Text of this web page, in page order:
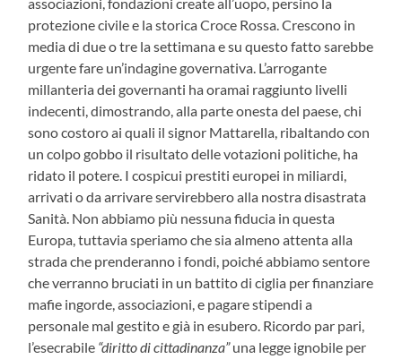
associazioni, fondazioni create all’uopo, persino la
protezione civile e la storica Croce Rossa. Crescono in
media di due o tre la settimana e su questo fatto sarebbe
urgente fare un’indagine governativa. L’arrogante
millanteria dei governanti ha oramai raggiunto livelli
indecenti, dimostrando, alla parte onesta del paese, chi
sono costoro ai quali il signor Mattarella, ribaltando con
un colpo gobbo il risultato delle votazioni politiche, ha
ridato il potere. I cospicui prestiti europei in miliardi,
arrivati o da arrivare servirebbero alla nostra disastrata
Sanità. Non abbiamo più nessuna fiducia in questa
Europa, tuttavia speriamo che sia almeno attenta alla
strada che prenderanno i fondi, poiché abbiamo sentore
che verranno bruciati in un battito di ciglia per finanziare
mafie ingorde, associazioni, e pagare stipendi a
personale mal gestito e già in esubero. Ricordo par pari,
l’esecrabile “diritto di cittadinanza”una legge ignobile per